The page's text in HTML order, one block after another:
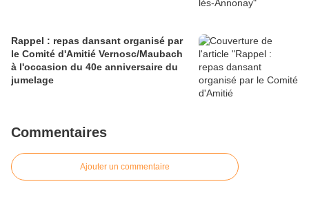
Rappel : repas dansant organisé par
le Comité d'Amitié Vernosc/Maubach
à l'occasion du 40e anniversaire du
jumelage
Commentaires
Ajouter un commentaire